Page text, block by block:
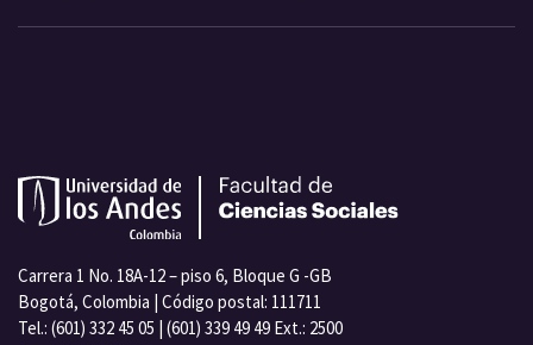
Carrera 1 No. 18A-12 – piso 6, Bloque G -GB
Bogotá, Colombia | Código postal: 111711
Tel.: (601) 332 45 05 | (601) 339 49 49 Ext.: 2500